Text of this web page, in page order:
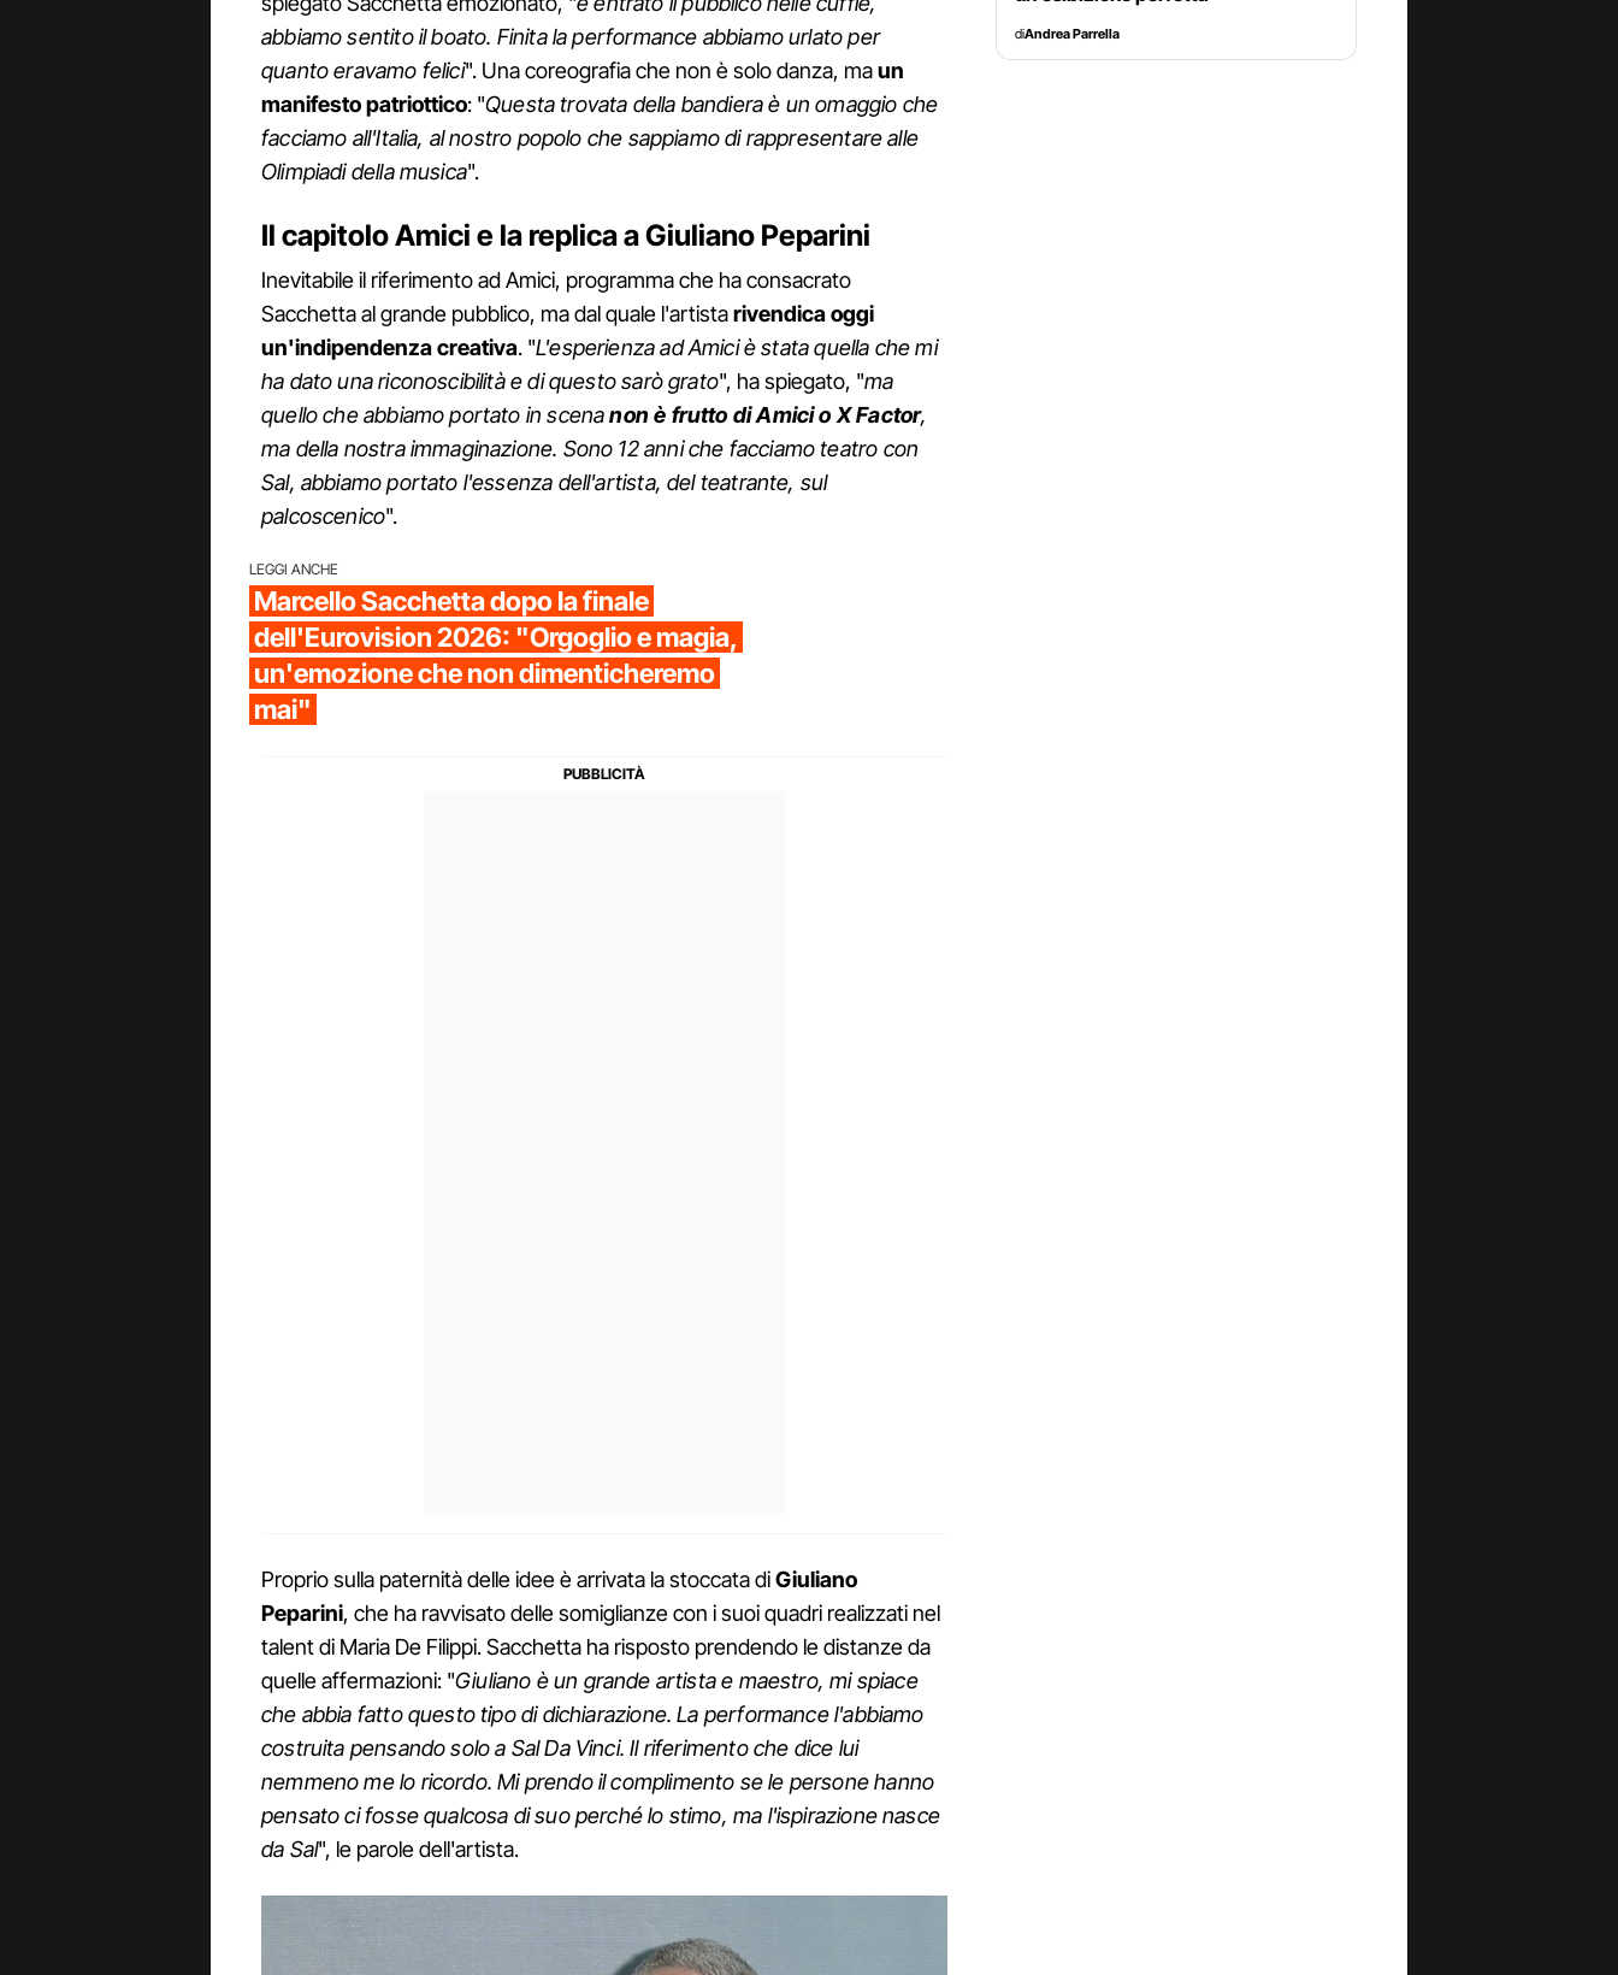
abbiamo sentito il boato. Finita la performance abbiamo urlato per
quanto eravamo felici". Una coreografia che non è solo danza, maun
manifesto patriottico: "Questa trovata della bandiera è un omaggio che
facciamo all'Italia, al nostro popolo che sappiamo di rappresentare alle
Olimpiadi della musica".
Il capitolo Amici e la replica a Giuliano Peparini
Inevitabile il riferimento ad Amici, programma che ha consacrato
Sacchetta al grande pubblico, ma dal quale l'artistarivendica oggi
un'indipendenza creativa. "L'esperienza ad Amici è stata quella che mi
ha dato una riconoscibilità e di questo sarò grato", ha spiegato, "ma
quello che abbiamo portato in scenanon è frutto di Amici o X Factor,
ma della nostra immaginazione. Sono 12 anni che facciamo teatro con
Sal, abbiamo portato l'essenza dell'artista, del teatrante, sul
palcoscenico".
LEGGI ANCHE
Marcello Sacchetta dopo la finale
dell'Eurovision 2026: "Orgoglio e magia,
un'emozione che non dimenticheremo
mai"
Proprio sulla paternità delle idee è arrivata la stoccata diGiuliano
Peparini, che ha ravvisato delle somiglianze con i suoi quadri realizzati nel
talent di Maria De Filippi. Sacchetta ha risposto prendendo le distanze da
quelle affermazioni: "Giuliano è un grande artista e maestro, mi spiace
che abbia fatto questo tipo di dichiarazione. La performance l'abbiamo
costruita pensando solo a Sal Da Vinci. Il riferimento che dice lui
nemmeno me lo ricordo. Mi prendo il complimento se le persone hanno
pensato ci fosse qualcosa di suo perché lo stimo, ma l'ispirazione nasce
da Sal", le parole dell'artista.
diAndrea Parrella